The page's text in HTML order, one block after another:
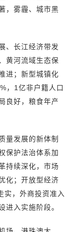
，雾霾、城市黑
、长江经济带发
黄河流域生态保
进；新型城镇化
，1亿非户籍人口
良好，粮食年产
量发展的新体制
保护法治体系加
持续深化，市场
化；开放型经济
实，外商投资准入
进入实施阶段。